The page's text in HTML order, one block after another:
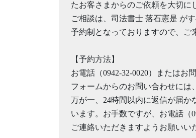
たお客さまからのご依頼を大切に
ご相談は、司法書士 落石憲是 が
予約制となっておりますので、ご
【予約方法】
お電話（0942-32-0020）またはお
フォームからのお問い合わせには
万が一、24時間以内に返信が届
います。お手数ですが、お電話（
ご連絡いただきますようお願いい